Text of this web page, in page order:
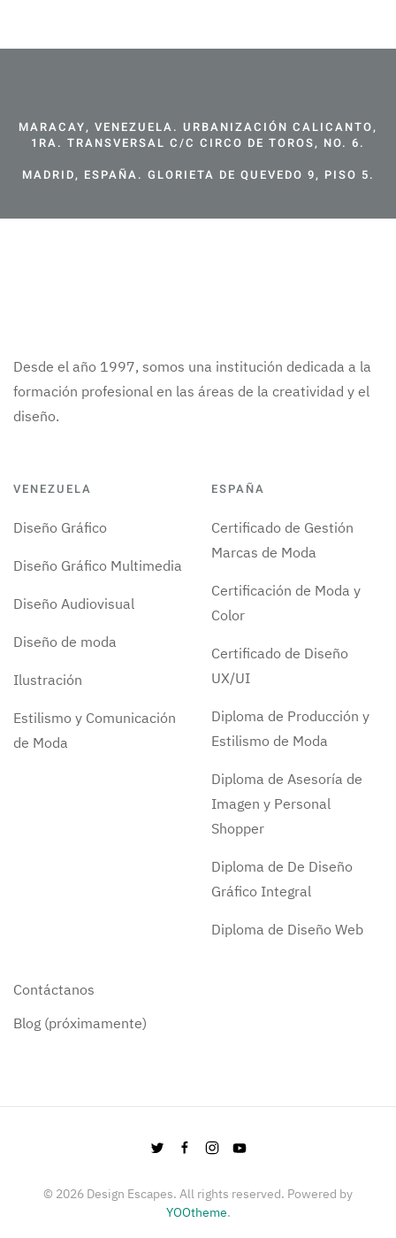
MARACAY, VENEZUELA. URBANIZACIÓN CALICANTO,
1RA. TRANSVERSAL C/C CIRCO DE TOROS, NO. 6.
MADRID, ESPAÑA. GLORIETA DE QUEVEDO 9, PISO 5.
Desde el año 1997, somos una institución dedicada a la
formación profesional en las áreas de la creatividad y el
diseño.
VENEZUELA
Diseño Gráfico
Diseño Gráfico Multimedia
Diseño Audiovisual
Diseño de moda
Ilustración
Estilismo y Comunicación
de Moda
ESPAÑA
Certificado de Gestión
Marcas de Moda
Certificación de Moda y
Color
Certificado de Diseño
UX/UI
Diploma de Producción y
Estilismo de Moda
Diploma de Asesoría de
Imagen y Personal
Shopper
Diploma de De Diseño
Gráfico Integral
Diploma de Diseño Web
Contáctanos
Blog (próximamente)
© 2026 Design Escapes. All rights reserved. Powered by
YOOtheme.